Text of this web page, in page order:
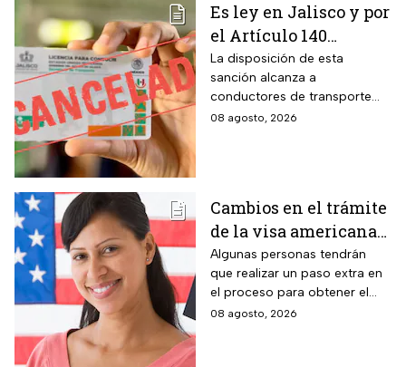
Es ley en Jalisco y por
el Artículo 140
cancelarán la licencia
de conducir de por
vida a todos los
automovilistas que
La disposición de esta
sanción alcanza a
conductores de transporte
escolar, unidades de
común.
08 agosto, 2026
Cambios en el trámite
de la visa americana
2026 y para quiénes
aplica
Algunas personas tendrán
que realizar un paso extra en
el proceso para obtener el
documento que permite
08 agosto, 2026